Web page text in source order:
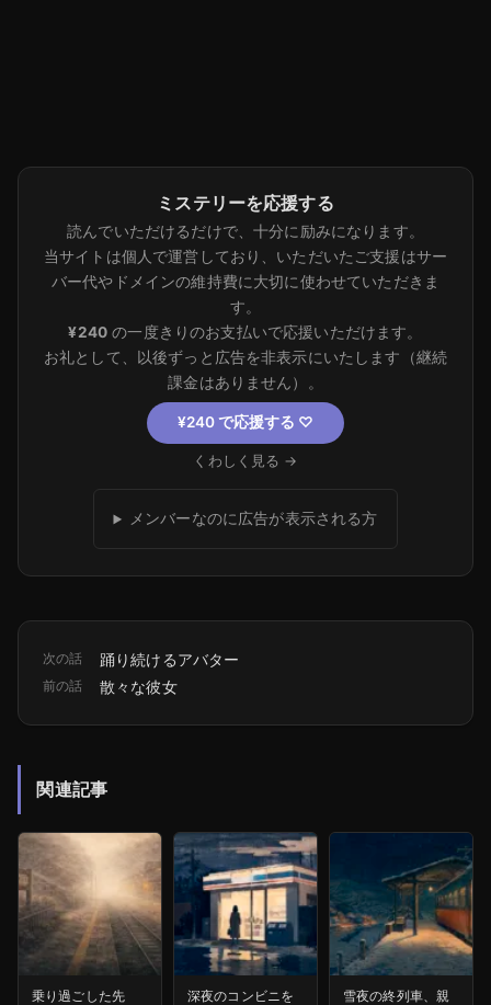
ミステリーを応援する
読んでいただけるだけで、十分に励みになります。
当サイトは個人で運営しており、いただいたご支援はサー
バー代やドメインの維持費に大切に使わせていただきま
す。
¥240 の一度きりのお支払いで応援いただけます。
お礼として、以後ずっと広告を非表示にいたします（継続
課金はありません）。
¥240 で応援する ♡
くわしく見る →
メンバーなのに広告が表示される方
次の話 踊り続けるアバター
前の話 散々な彼女
関連記事
乗り過ごした先 深夜のコンビニを 雪夜の終列車、親